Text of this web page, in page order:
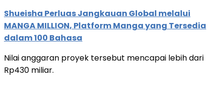
Shueisha Perluas Jangkauan Global melalui
MANGA MILLION, Platform Manga yang Tersedia
dalam 100 Bahasa
Nilai anggaran proyek tersebut mencapai lebih dari
Rp430 miliar.